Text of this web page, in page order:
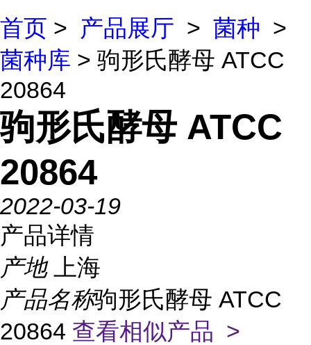
首页 > 产品展厅 > 菌种 >
菌种库 > 驹形氏酵母 ATCC
20864
驹形氏酵母 ATCC
20864
2022-03-19
产品详情
产地
上海
产品名称驹形氏酵母 ATCC
20864 查看相似产品 >